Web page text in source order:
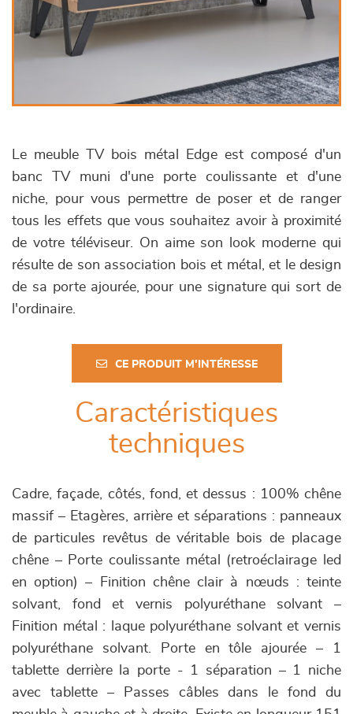
Le meuble TV bois métal Edge est composé d'un
banc TV muni d'une porte coulissante et d'une
niche, pour vous permettre de poser et de ranger
tous les effets que vous souhaitez avoir à proximité
de votre téléviseur. On aime son look moderne qui
résulte de son association bois et métal, et le design
de sa porte ajourée, pour une signature qui sort de
l'ordinaire.
CE PRODUIT M'INTÉRESSE
Caractéristiques
techniques
Cadre, façade, côtés, fond, et dessus : 100% chêne
massif – Etagères, arrière et séparations : panneaux
de particules revêtus de véritable bois de placage
chêne – Porte coulissante métal (retroéclairage led
en option) – Finition chêne clair à nœuds : teinte
solvant, fond et vernis polyuréthane solvant –
Finition métal : laque polyuréthane solvant et vernis
polyuréthane solvant. Porte en tôle ajourée – 1
tablette derrière la porte - 1 séparation – 1 niche
avec tablette – Passes câbles dans le fond du